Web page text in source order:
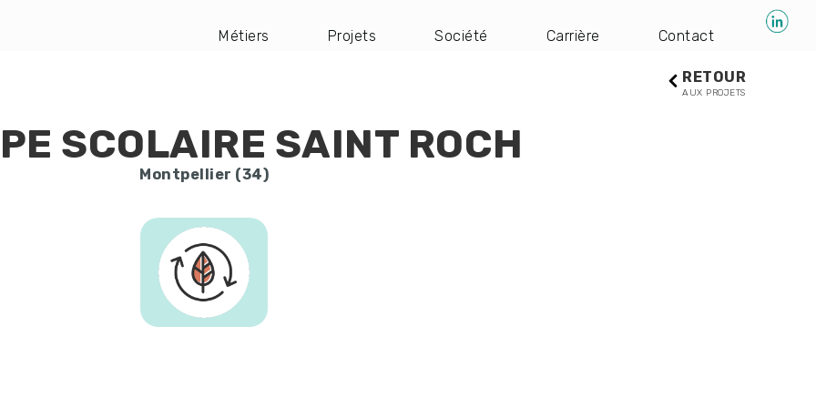
Navigation
Métiers Projets Société Carrière Contact
RETOUR
AUX PROJETS
SCOLAIRE SAINT ROCH
Montpellier (34)